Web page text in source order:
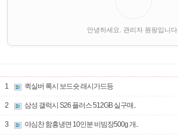
안녕하세요. 관리자 원팡입니다.
1 퀵실버 록시 보드숏 래시가드등
2 삼성 갤럭시 S26 플러스 512GB 실구매..
3 야심찬 함흥냉면 10인분 비빔장500g 개..